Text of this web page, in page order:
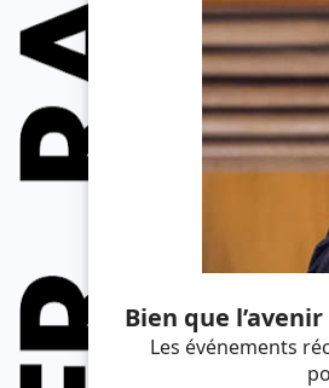
Bien que
Les événements